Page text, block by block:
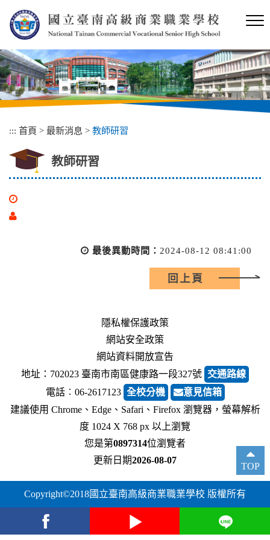
內
容
區
塊
::: 首頁 > 最新消息 > 教師研習
教師研習
最後異動時間： 2024-08-12 08:41:00
回上頁
隱私權保護政策
網站安全政策
網站資料開放宣告
地址：702023 臺南市南區健康路一段327號 交通路線
電話︰06-2617123 全校分機
意見信箱
建議使用 Chrome、Edge、Safari、Firefox 瀏覽器，螢幕解析
度 1024 X 768 px 以上瀏覽
您是第0897314位瀏覽者
更新日期2026-08-07
Copyright©2018國立臺南高級商業職業學校 版權所有
TOP